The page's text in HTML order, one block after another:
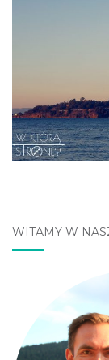
WITAMY W